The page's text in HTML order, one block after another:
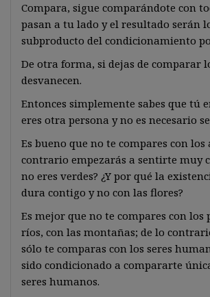
Compara, sigue comparándote con
pasan a tu lado y el resultado serán
subproducto del condicionamiento
De otra forma, si dejas de comparar
desvanecen.
Entonces simplemente sabes que tú
eres otra persona y no es necesario
Es bueno que no te compares con los
contrario empezarás a sentirte muy
no eres verdes? ¿Y por qué la
dura contigo y no con las flores?
Es mejor que no te compares con los
ríos, con las montañas; de lo
sólo te comparas con los seres
sido condicionado a compararte
seres humanos.